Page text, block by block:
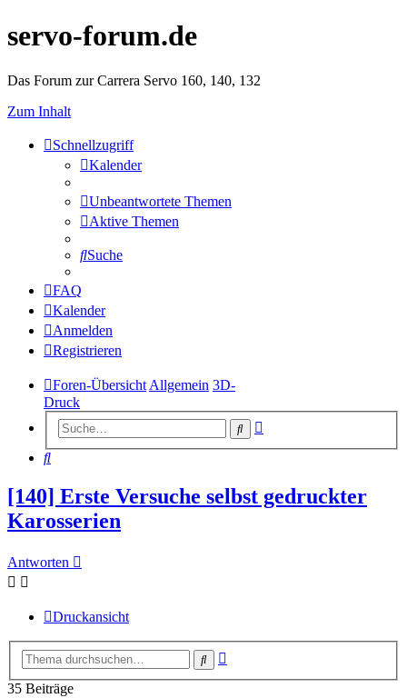
servo-forum.de
Das Forum zur Carrera Servo 160, 140, 132
Zum Inhalt
Schnellzugriff
Kalender
Unbeantwortete Themen
Aktive Themen
Suche
FAQ
Kalender
Anmelden
Registrieren
Foren-Übersicht Allgemein 3D-
Druck
Suche
Suche
[140] Erste Versuche selbst gedruckter
Karosserien
Antworten
Druckansicht
Suche
35 Beiträge